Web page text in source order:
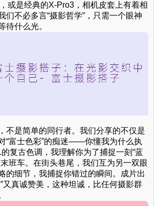
或是经典的X-Pro3，相机皮套上有着相
们不必多言“摄影哲学”，只需一个眼神
待什么光。
不是简单的同行者。我们分享的不仅是
“富士色彩”的痴迷——你懂我为什么执
复古色调，我理解你为了捕捉一刻“蓝
班车。在街头巷尾，我们互为另一双眼
的细节，我捕捉你错过的瞬间。成片出
又真诚赞美，这种坦诚，比任何摄影群